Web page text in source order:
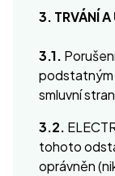
3. TRVÁNÍ
3.1.
podstatným
smluvní
3.2.
tohoto
oprávněn